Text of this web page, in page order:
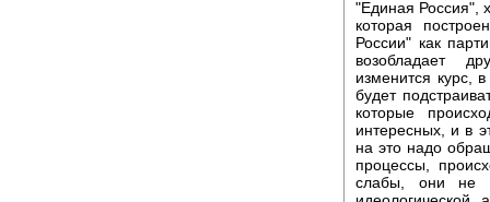
"Единая Россия",
которая
России" как
возобладает
изменится курс,
будет
которые
интересных, и в
на это надо
процессы,
слабы, они не